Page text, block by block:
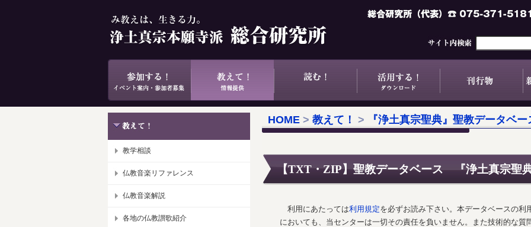
教学相談
仏教音楽リファレンス
仏教音楽解説
各地の仏教讃歌紹介
HOME > 教えて！ > 『浄土真宗聖典』聖教データベー
【TXT・ZIP】聖教データベース 『浄土真宗聖
利用にあたっては利用規定を必ずお読み下さい。本データベースの
においても、当センターは一切その責任を負いません。また技術的な質